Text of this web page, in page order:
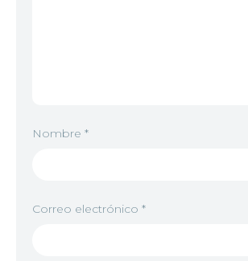
Nombre *
Correo electrónico *